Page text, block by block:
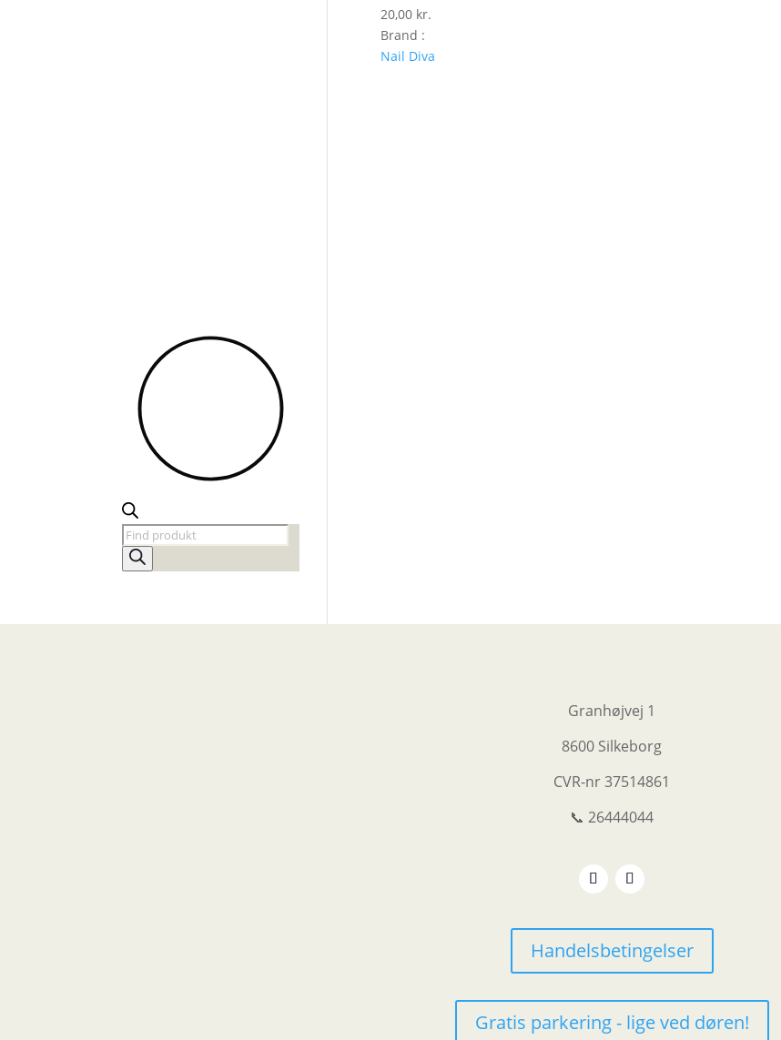
20,00 kr.
Brand :
Nail Diva
Products
search
Granhøjvej 1
8600 Silkeborg
CVR-nr37514861
📞 26444044
Handelsbetingelser
Gratis parkering - lige ved døren!